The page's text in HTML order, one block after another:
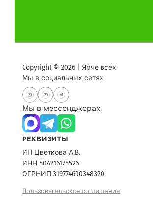
Copyright © 2026 | Ярче всех
Мы в социальных сетях
Мы в мессенджерах
РЕКВИЗИТЫ
ИП Цветкова А.В.
ИНН 504216175526
ОГРНИП 319774600348320
Пользовательское соглашение